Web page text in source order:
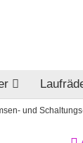
und